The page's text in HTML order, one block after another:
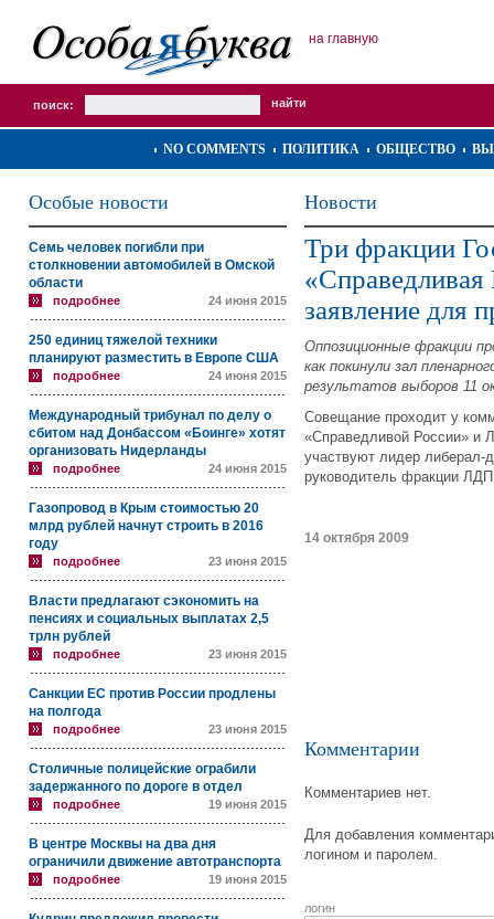
на главную
поиск:
NO COMMENTS ПОЛИТИКА ОБЩЕСТВО
Особые новости
Семь человек погибли при
столкновении автомобилей в Омской
области
подробнее 24 июня 2015
250 единиц тяжелой техники
планируют разместить в Европе США
подробнее 24 июня 2015
Международный трибунал по делу о
сбитом над Донбассом «Боинге» хотят
организовать Нидерланды
подробнее 24 июня 2015
Газопровод в Крым стоимостью 20
млрд рублей начнут строить в 2016
году
подробнее 23 июня 2015
Власти предлагают сэкономить на
пенсиях и социальных выплатах 2,5
трлн рублей
подробнее 23 июня 2015
Санкции ЕС против России продлены
на полгода
подробнее 23 июня 2015
Столичные полицейские ограбили
задержанного по дороге в отдел
подробнее 19 июня 2015
В центре Москвы на два дня
ограничили движение автотранспорта
подробнее 19 июня 2015
Новости
Три фракции
заявление для
Оппозиционные фракции
как покинули зал
результатов выборов 11
Совещание проходит у
«Справедливой России» и
участвуют лидер либерал-
руководитель фракции
14 октября 2009
Комментарии
Комментариев нет.
Для добавления
логином и паролем.
логин